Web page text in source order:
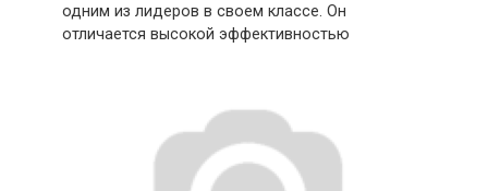
одним из лидеров в своем классе. Он
отличается высокой эффективностью